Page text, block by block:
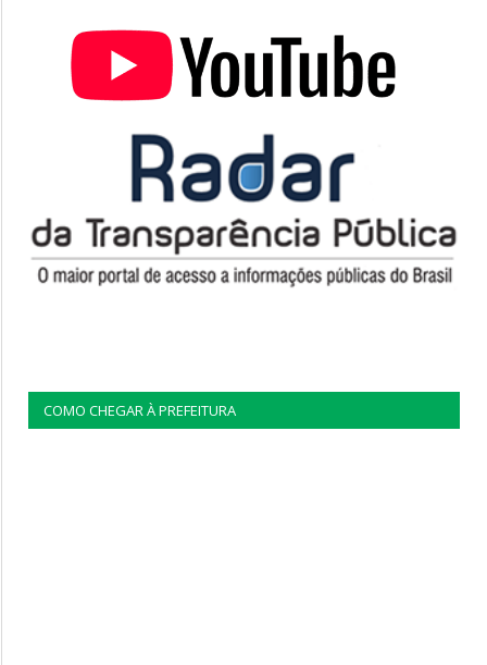
COMO CHEGAR À PREFEITURA